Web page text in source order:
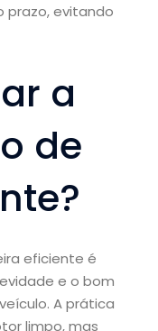
prazo, evitando
a
de
eficiente é
e o bom
A prática
limpo, mas